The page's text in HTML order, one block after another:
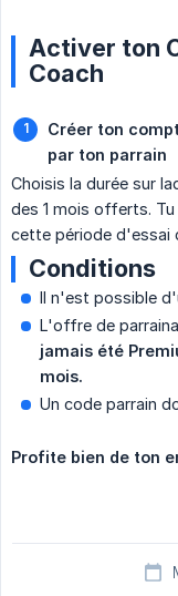
Activer ton
Coach
Créer ton
par ton parrain
Choisis la durée sur
des 1 mois offerts.
cette période d'essai
Conditions
Il n'est possible
L'offre de
jamais été
mois.
Un code parrain
Profite bien de ton